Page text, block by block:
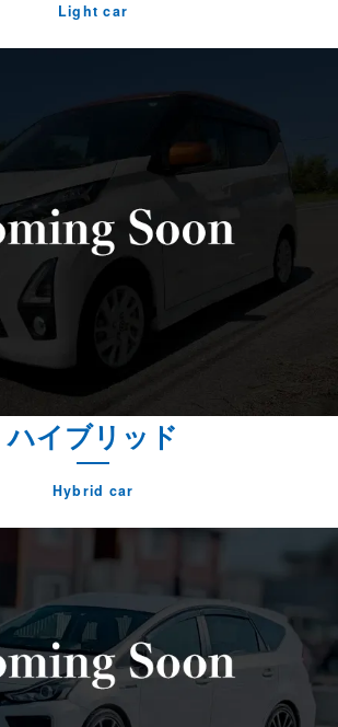
Light car
ハイブリッド
Hybrid car